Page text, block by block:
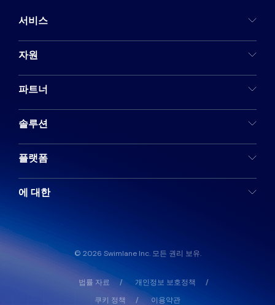
© 2026 Swimlane Inc. 모든 권리 보유.
법률 자료
개인정보 보호정책
쿠키 정책
이용약관
서비스
자원
파트너
솔루션
플랫폼
에 대한